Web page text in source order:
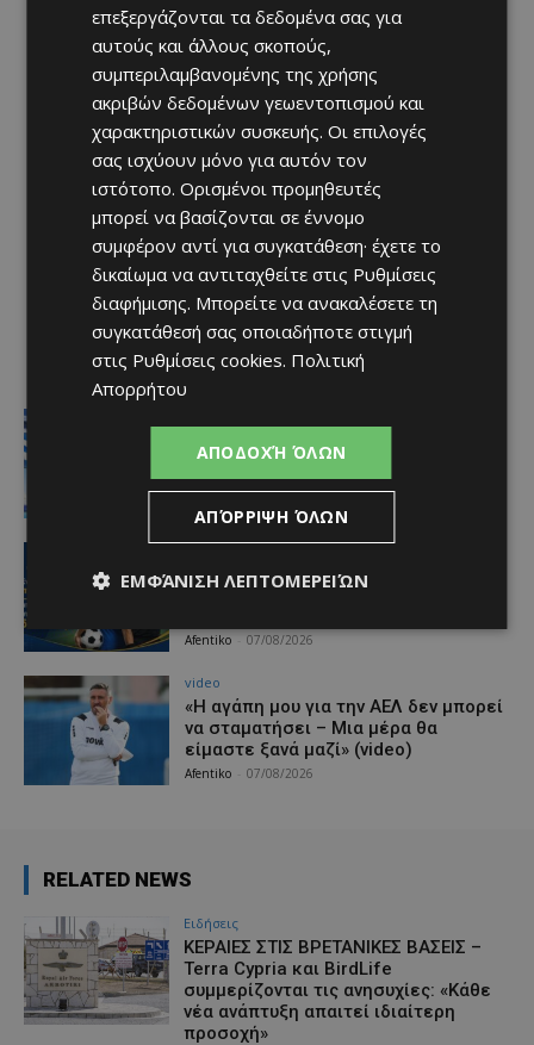
Ελλάδας μετά το 2027 χωρίς νέα
κρατική επιδότηση
Afentiko 07/08/2026
ΑΕΛ
Ποδοσφαιριστές μπορούν να
εγγράφονται στα μητρώα διαιτητών
Afentiko 07/08/2026
video
«Η αγάπη μου για την ΑΕΛ δεν μπορεί
να σταματήσει – Μια μέρα θα
είμαστε ξανά μαζί» (video)
Afentiko 07/08/2026
RELATED NEWS
Ειδήσεις
ΚΕΡΑΙΕΣ ΣΤΙΣ ΒΡΕΤΑΝΙΚΕΣ ΒΑΣΕΙΣ –
Terra Cypria και BirdLife
συμμερίζονται τις ανησυχίες: «Κάθε
νέα ανάπτυξη απαιτεί ιδιαίτερη
προσοχή»
επεξεργάζονται τα δεδομένα σας για
αυτούς και άλλους σκοπούς,
συμπεριλαμβανομένης της χρήσης
ακριβών δεδομένων γεωεντοπισμού και
χαρακτηριστικών συσκευής. Οι επιλογές
σας ισχύουν μόνο για αυτόν τον
ιστότοπο. Ορισμένοι προμηθευτές
μπορεί να βασίζονται σε έννομο
συμφέρον αντί για συγκατάθεση· έχετε το
δικαίωμα να αντιταχθείτε στις Ρυθμίσεις
διαφήμισης. Μπορείτε να ανακαλέσετε τη
συγκατάθεσή σας οποιαδήποτε στιγμή
στις Ρυθμίσεις cookies. Πολιτική
Απορρήτου
ΑΠΟΔΟΧΉ ΌΛΩΝ
ΑΠΌΡΡΙΨΗ ΌΛΩΝ
ΕΜΦΆΝΙΣΗ ΛΕΠΤΟΜΕΡΕΙΏΝ